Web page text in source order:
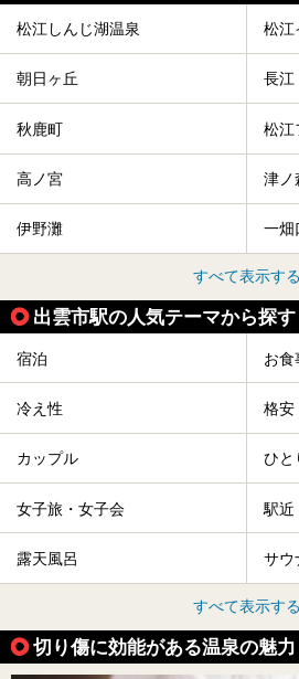
松江しんじ湖温泉 松江
朝日ヶ丘 長江
秋鹿町 松江
高ノ宮 津ノ
伊野灘 一畑
すべて表示する
出雲市駅の人気テーマから探す
宿泊 お食
冷え性 格安
カップル ひと
女子旅・女子会 駅近
露天風呂 サウ
すべて表示する
切り傷に効能がある温泉の魅力